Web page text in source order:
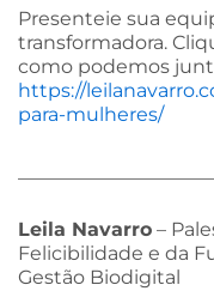
Presenteie sua
transformadora.
como podemos
https://
para-mulheres/
Leila Navarro –
Felicibilidade e da
Gestão Biodigital